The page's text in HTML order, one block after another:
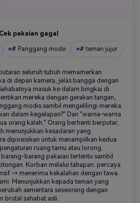
Cek pakaian gagal
# Panggang mode # teman jujur
seluruh tubuh memamerkan
di depan kamera, jelas bangga dengan
masuk ke dalam bingkai di
mereka dengan gerakan tangan,
modis sambil mengelilingi mereka:
dalam kegelapan?" Dan "warna-warna
orang kalah." Orang berhenti berputar,
menunjukkan kesadaran yang
diposisikan untuk menampilkan kedua
ruang tamu atau lorong.
barang pakaian tertentu sambil
Korban melalui tahapan: percaya
→ menerima kekalahan dengan tawa.
Menunjukkan kepada teman yang
sementara seseorang dengan
brutal sahabat asli.